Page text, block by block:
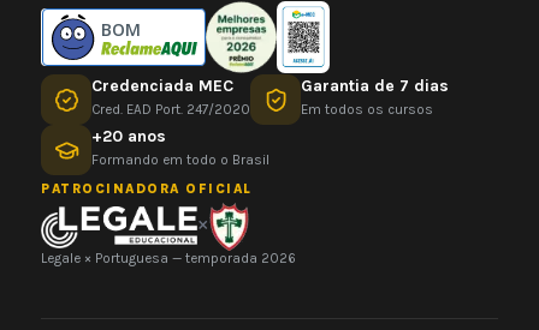
BOM
Credenciada MEC
Cred. EAD Port. 247/2020
Garantia de 7 dias
Em todos os cursos
+20 anos
Formando em todo o Brasil
PATROCINADORA OFICIAL
×
Legale × Portuguesa — temporada 2026